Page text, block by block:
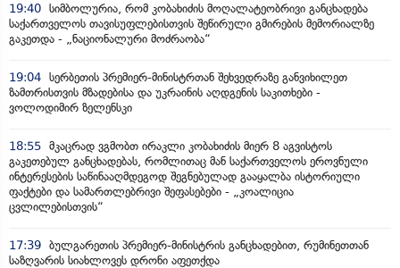
19:40 სიმბოლურია, რომ კობახიძის მოღალატეობრივი განცხადება
საქართველოს თავისუფლებისთვის შეწირული გმირების მემორიალზე
გაკეთდა - „ნაციონალური მოძრაობა“
19:04 სერბეთის პრემიერ-მინისტრთან შეხვედრაზე განვიხილეთ
ზამთრისთვის მზადებისა და უკრაინის აღდგენის საკითხები -
ვოლოდიმირ ზელენსკი
18:55 მკაცრად ვგმობთ ირაკლი კობახიძის მიერ 8 აგვისტოს
გაკეთებულ განცხადებას, რომლითაც მან საქართველოს ეროვნული
ინტერესების საწინააღმდეგოდ შეგნებულად გააყალბა ისტორიული
ფაქტები და სამართლებრივი შეფასებები - „კოალიცია
ცვლილებისთვის“
17:39 ბულგარეთის პრემიერ-მინისტრის განცხადებით, რუმინეთთან
საზღვარის სიახლოვეს დრონი აფეთქდა